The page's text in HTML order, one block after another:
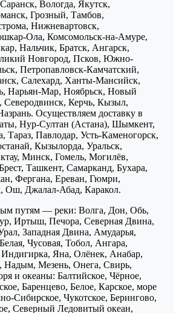
Вологда, Якутск,
Грозный, Тамбов,
Нижневартовск,
Ола, Комсомольск-на-Амуре,
Нальчик, Братск, Ангарск,
Новгород, Псков, Южно-
Петропавловск-Камчатский,
Салехард, Ханты-Мансийск,
Нарьян-Мар, Ноябрьск, Новый
Северодвинск, Керчь, Кызыл,
Осуществляем доставку в
Нур-Султан (Астана), Шымкент,
Тараз, Павлодар, Усть-Каменогорск,
Кызылорда, Уральск,
Минск, Гомель, Могилёв,
Ташкент, Самарканд, Бухара,
Фергана, Ереван, Гюмри,
Ош, Джалал-Абад, Каракол.
путям — реки: Волга, Дон, Обь,
Иртыш, Печора, Северная Двина,
Западная Двина, Амударья,
Чусовая, Тобол, Ангара,
Яна, Олёнек, Анабар,
Надым, Мезень, Онега, Свирь,
и океаны: Балтийское, Чёрное,
Баренцево, Белое, Карское, море
Сибирское, Чукотское, Берингово,
Северный Ледовитый океан,